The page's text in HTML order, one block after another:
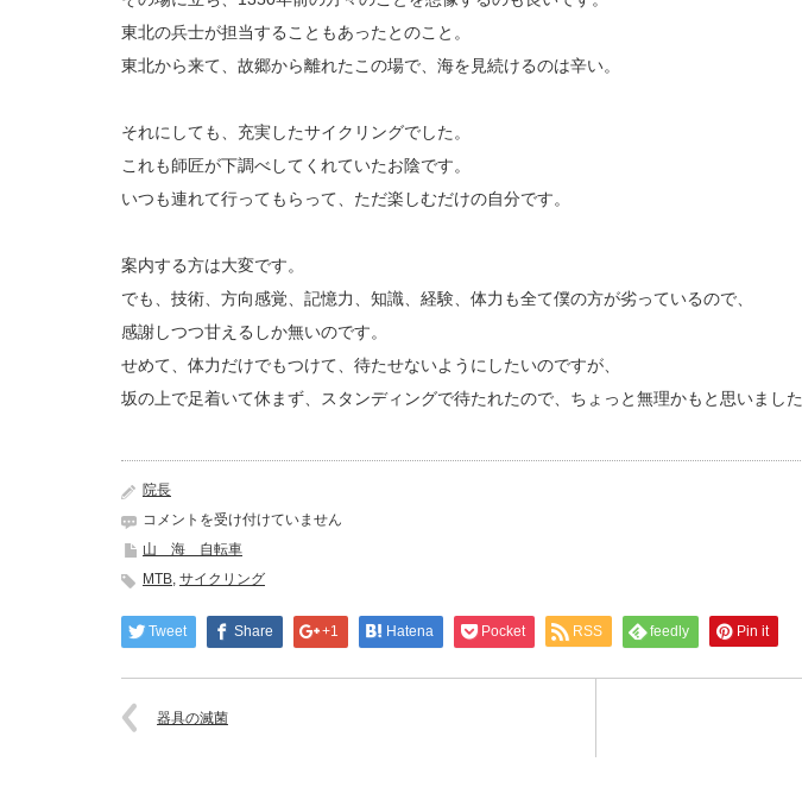
東北の兵士が担当することもあったとのこと。
東北から来て、故郷から離れたこの場で、海を見続けるのは辛い。
それにしても、充実したサイクリングでした。
これも師匠が下調べしてくれていたお陰です。
いつも連れて行ってもらって、ただ楽しむだけの自分です。
案内する方は大変です。
でも、技術、方向感覚、記憶力、知識、経験、体力も全て僕の方が劣っているので、
感謝しつつ甘えるしか無いのです。
せめて、体力だけでもつけて、待たせないようにしたいのですが、
坂の上で足着いて休まず、スタンディングで待たれたので、ちょっと無理かもと思いました
院長
島
サ
ク
ン
は
コメントを受け付けていません
山 海 自転車
MTB, サイクリング
Tweet Share +1 Hatena Pocket RSS feedly Pin it
器具の滅菌